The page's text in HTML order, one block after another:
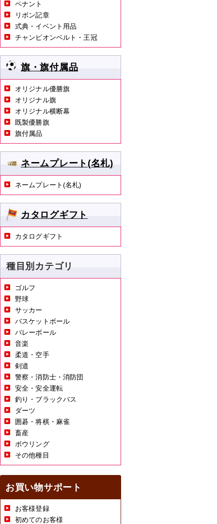
ペナント
リボン記章
式典・イベント用品
チャンピオンベルト・王冠
旗・旗付属品
オリジナル優勝旗
オリジナル旗
オリジナル横断幕
既製優勝旗
旗付属品
ネームプレート(名札)
ネームプレート(名札)
カタログギフト
カタログギフト
種目別カテゴリ
ゴルフ
野球
サッカー
バスケットボール
バレーボール
音楽
柔道・空手
剣道
警察・消防士・消防団
安全・安全運転
釣り・ブラックバス
ダーツ
囲碁・将棋・麻雀
畜産
ボウリング
その他種目
お買い物サポート
お客様登録
初めてのお客様